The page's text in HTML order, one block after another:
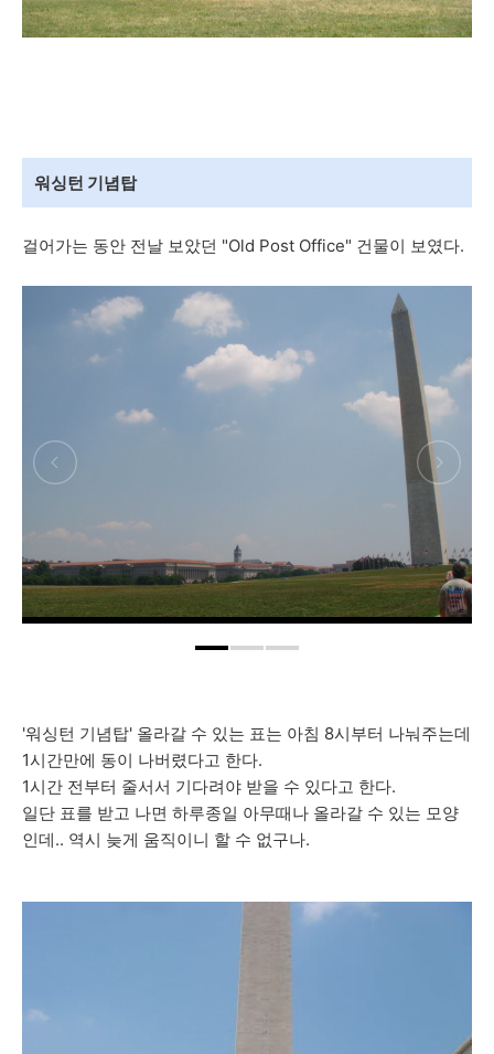
워싱턴 기념탑
걸어가는 동안 전날 보았던 "Old Post Office" 건물이 보였다.
'워싱턴 기념탑' 올라갈 수 있는 표는 아침 8시부터 나눠주는데
1시간만에 동이 나버렸다고 한다.
1시간 전부터 줄서서 기다려야 받을 수 있다고 한다.
일단 표를 받고 나면 하루종일 아무때나 올라갈 수 있는 모양
인데.. 역시 늦게 움직이니 할 수 없구나.